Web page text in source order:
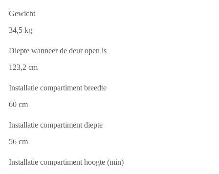
Gewicht
34,5 kg
Diepte wanneer de deur open is
123,2 cm
Installatie compartiment breedte
60 cm
Installatie compartiment diepte
56 cm
Installatie compartiment hoogte (min)